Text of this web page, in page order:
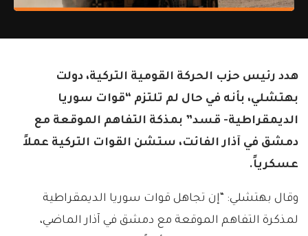
هدد رئيس حزب الحركة القومية التركية، دولت
بهتشلي، بأنه في حال لم تلتزم “قوات سوريا
الديمقراطية- قسد” بمذكة التفاهم الموقعة مع
دمشق في آذار الفائت، ستشن القوات التركية عملاً
عسكرياً.
وقال بهتشلي: “إن تجاهل قوات سوريا الديمقراطية
لمذكرة التفاهم الموقعة مع دمشق في آذار الماضي،